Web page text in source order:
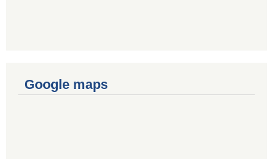
Google maps